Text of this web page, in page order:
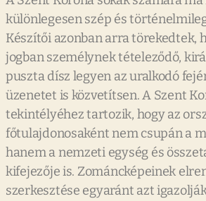
különlegesen szép és
Készítői azonban arra törekedtek,
jogban személynek tételeződő,
puszta dísz legyen az uralkodó
üzenetet is közvetítsen. A Szent
tekintélyéhez tartozik, hogy az
főtulajdonosaként nem csupán a
hanem a nemzeti egység és
kifejezője is. Zománcképeinek
szerkesztése egyaránt azt